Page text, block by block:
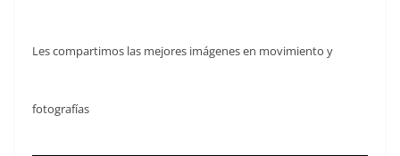
Les compartimos las mejores imágenes en movimiento y
fotografías